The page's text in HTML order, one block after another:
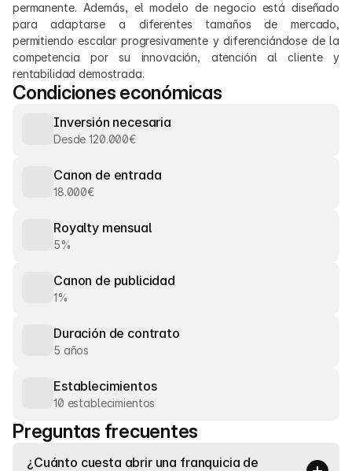
permanente. Además, el modelo de negocio está diseñado
para adaptarse a diferentes tamaños de mercado,
permitiendo escalar progresivamente y diferenciándose de la
competencia por su innovación, atención al cliente y
rentabilidad demostrada.
Condiciones económicas
Inversión necesaria
Desde 120.000€
Canon de entrada
18.000€
Royalty mensual
5%
Canon de publicidad
1%
Duración de contrato
5 años
Establecimientos
10 establecimientos
Preguntas frecuentes
¿Cuánto cuesta abrir una franquicia de